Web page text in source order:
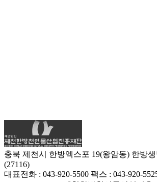
충북 제천시 한방엑스포 19(왕암동) 한방
(27116)
대표전화 : 043-920-5500 팩스 : 043-920-